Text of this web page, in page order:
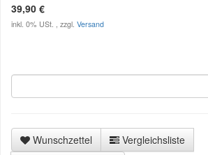
39,90 €
inkl. 0% USt. , zzgl. Versand
Wunschzettel
Vergleichsliste